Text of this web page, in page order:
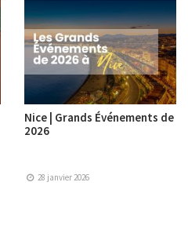
Nice | Grands Événements de
2026
28 janvier 2026